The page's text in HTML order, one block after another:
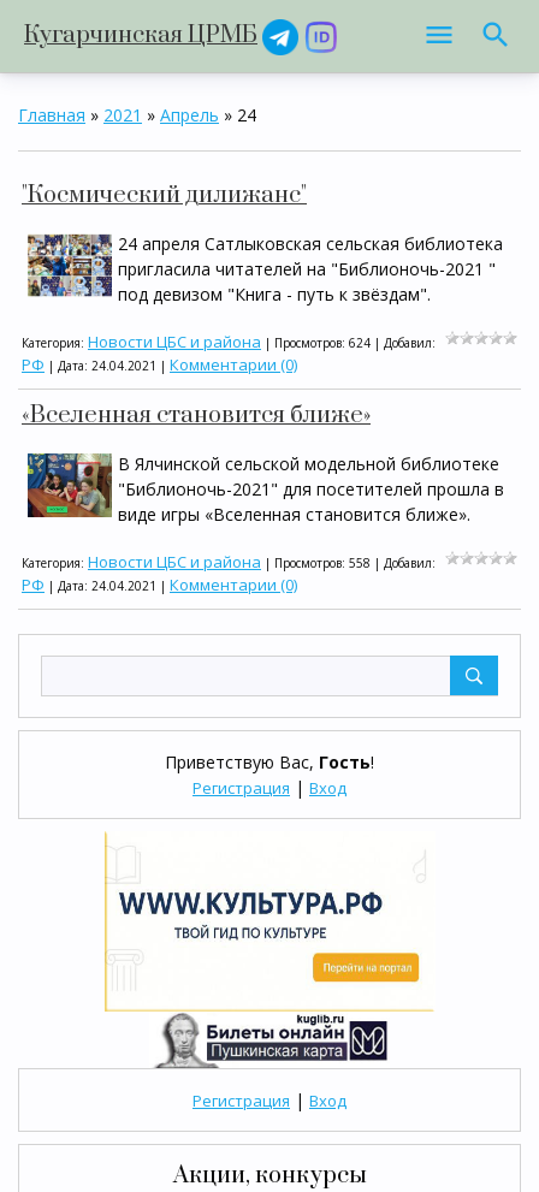
Кугарчинская ЦРМБ
Приветствую Вас, Гость!
Регистрация | Вход
Регистрация | Вход
Акции, конкурсы
Главная » 2021 » Апрель » 24
"Космический дилижанс"
24 апреля Сатлыковская сельская библиотека
пригласила читателей на "Библионочь-2021 "
под девизом "Книга - путь к звёздам".
Категория: Новости ЦБС и района | Просмотров: 624 | Добавил:
РФ | Дата: 24.04.2021 | Комментарии (0)
«Вселенная становится ближе»
В Ялчинской сельской модельной библиотеке
"Библионочь-2021" для посетителей прошла в
виде игры «Вселенная становится ближе».
Категория: Новости ЦБС и района | Просмотров: 558 | Добавил:
РФ | Дата: 24.04.2021 | Комментарии (0)